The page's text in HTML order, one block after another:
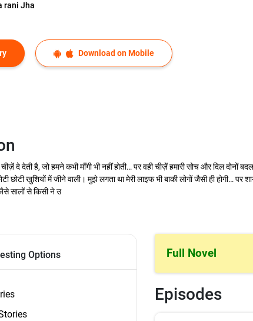
rani Jha
Download on Mobile
दे देती है, जो हमने कभी माँगी भी नहीं होती… पर वही चीज़ें हमारी सोच और दिल दोनों
छोटी खुशियों में जीने वाली। मुझे लगता था मेरी लाइफ भी बाकी लोगों जैसी ही होगी…
सालों से किसी ने उ
Options Full Novel
Episodes